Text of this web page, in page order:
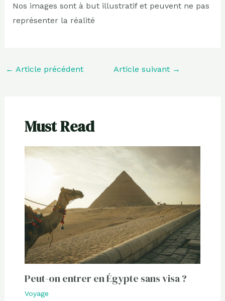
Nos images sont à but illustratif et peuvent ne pas
représenter la réalité
← Article précédent Article suivant →
Must Read
Peut-on entrer en Égypte sans visa ?
Voyage